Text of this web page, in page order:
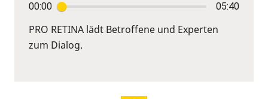
00:00 05:40
PRO RETINA lädt Betroffene und Experten
zum Dialog.